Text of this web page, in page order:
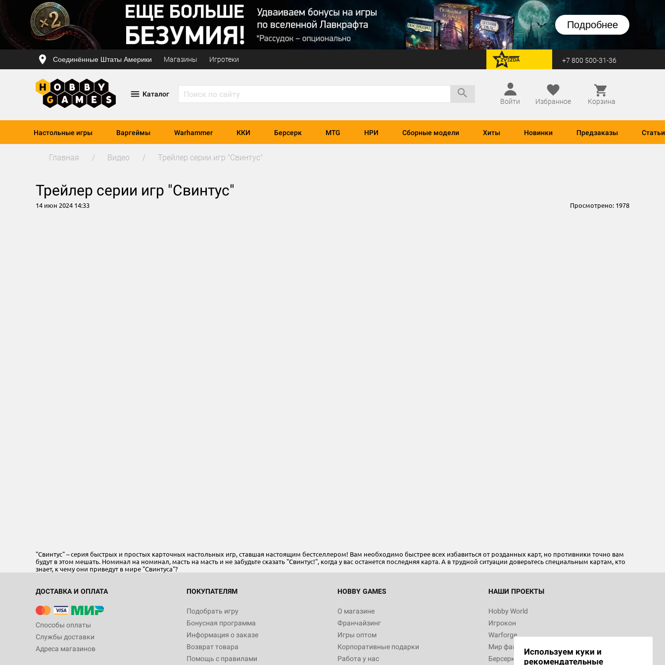
Подробнее
Соединённые Штаты Америки Магазины Игротеки перейти на Zvezda +7 800 500-31-36
Каталог
Войти
Избранное Корзина
Настольные игры Варгеймы Warhammer ККИ Берсерк MTG НРИ Сборные модели Хиты Новинки Предзаказы Статьи
Главная Видео Трейлер серии игр "Свинтус"
Трейлер серии игр "Свинтус"
14 июн 2024 14:33 Просмотрено: 1978
"Свинтус" – серия быстрых и простых карточных настольных игр, ставшая настоящим бестселлером! Вам необходимо быстрее всех избавиться от розданных карт, но противники точно вам
будут в этом мешать. Номинал на номинал, масть на масть и не забудьте сказать "Свинтус!", когда у вас останется последняя карта. А в трудной ситуации доверьтесь специальным картам, кто
знает, к чему они приведут в мире "Свинтуса"?
ДОСТАВКА И ОПЛАТА
Способы оплаты
Службы доставки
Адреса магазинов
ПОКУПАТЕЛЯМ
Подобрать игру
Бонусная программа
Информация о заказе
Возврат товара
Помощь с правилами
HOBBY GAMES
О магазине
Франчайзинг
Игры оптом
Корпоративные подарки
Работа у нас
НАШИ ПРОЕКТЫ
Hobby World
Игрокон
Warforge
Мир фантастики
Берсерк
Используем куки и
рекомендательные